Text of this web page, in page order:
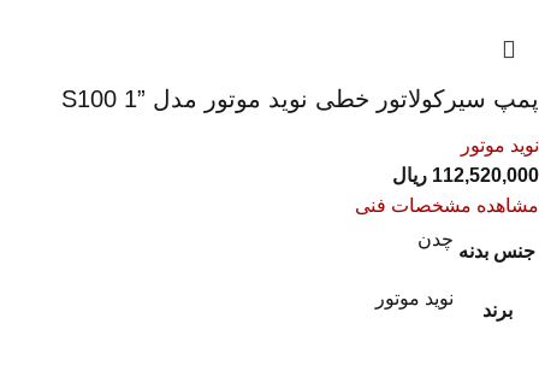
پمپ سیرکولاتور خطی نوید موتور مدل ”1 S100
نوید موتور
112,520,000 ریال
مشاهده مشخصات فنی
جنس بدنه
چدن
برند
نوید موتور